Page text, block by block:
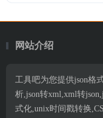
网站介绍
工具吧为您提供json格
析,json转xml,xml转
式化,unix时间戳转换